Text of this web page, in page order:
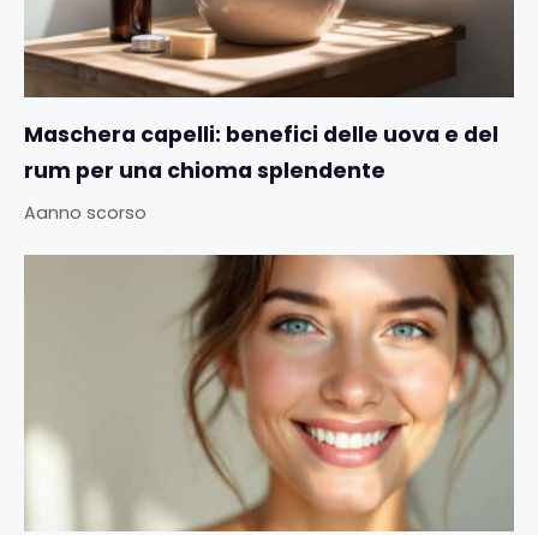
Maschera capelli: benefici delle uova e del
rum per una chioma splendente
Aanno scorso